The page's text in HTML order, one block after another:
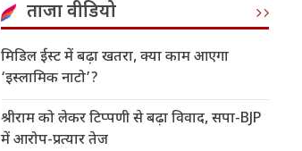
ताजा वीडियो
मिडिल ईस्ट में बढ़ा खतरा, क्या काम आएगा
‘इस्लामिक नाटो’?
श्रीराम को लेकर टिप्पणी से बढ़ा विवाद, सपा-BJP
में आरोप-प्रत्यार तेज